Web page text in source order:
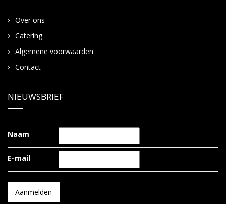
Over ons
Catering
Algemene voorwaarden
Contact
NIEUWSBRIEF
Naam
E-mail